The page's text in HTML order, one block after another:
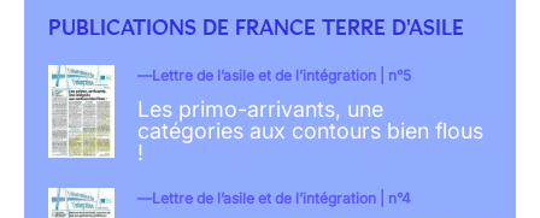
PUBLICATIONS DE FRANCE TERRE D'ASILE
Lettre de l’asile et de l’intégration | n°5
Les primo-arrivants, une
catégories aux contours bien flous
!
Lettre de l’asile et de l’intégration | n°4